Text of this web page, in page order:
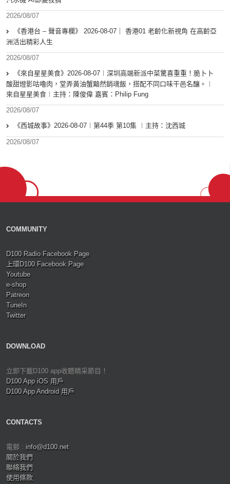
2026/08/07
《香港台 – 聲音專欄》 2026-08-07｜ 香港01 老齡化新視角 在高齡亞
洲活出精彩人生
2026/08/07
《來自星星美食》2026-08-07︱深圳高端新派中菜驚喜重重！脆卜卜
酸甜燈影咕嚕肉，堂弄黃油蟹黯然銷魂飯，搭配不同口味干邑名釀。︱
來自星星美食︱主持：陳俊偉 嘉賓：Philip Fung
2026/08/07
《西城故事》2026-08-07︱第44季 第10集 ︱主持：沈西城
2026/08/07
COMMUNITY
D100 Radio Facebook Page
上環D100 Facebook Page
Youtube
e-shop
Patreon
TuneIn
Twitter
DOWNLOAD
立即下載D100 app收聽精采節目！
D100 App iOS 用戶
D100 App Android 用戶
CONTACTS
電郵 : info@d100.net
關於我們
聯絡我們
使用條款